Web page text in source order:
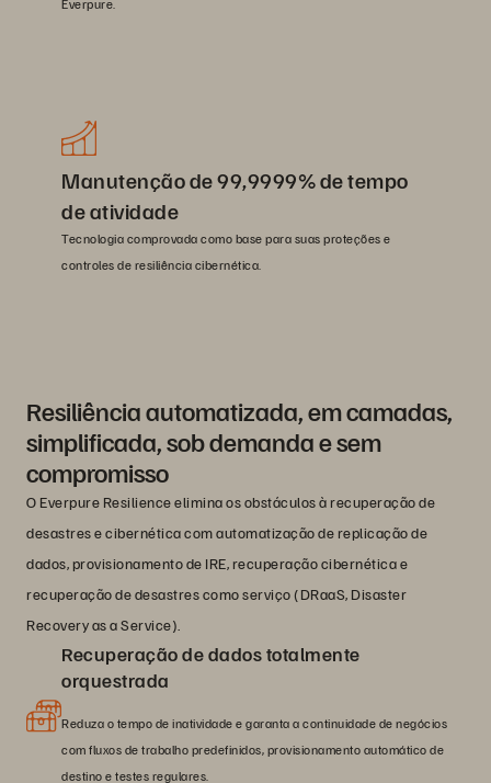
Everpure.
Manutenção de 99,9999% de tempo
de atividade
Tecnologia comprovada como base para suas proteções e
controles de resiliência cibernética.
Resiliência automatizada, em camadas,
simplificada, sob demanda e sem
compromisso
O Everpure Resilience elimina os obstáculos à recuperação de
desastres e cibernética com automatização de replicação de
dados, provisionamento de IRE, recuperação cibernética e
recuperação de desastres como serviço (DRaaS, Disaster
Recovery as a Service).
Recuperação de dados totalmente
orquestrada
Reduza o tempo de inatividade e garanta a continuidade de negócios
com fluxos de trabalho predefinidos, provisionamento automático de
destino e testes regulares.